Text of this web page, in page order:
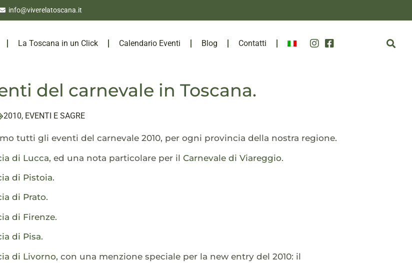
info@viverelatoscana.it
La Toscana in un Click Calendario Eventi Blog Contatti
del carnevale in Toscana.
2010, EVENTI E SAGRE
tutti gli eventi del carnevale 2010, per ogni provincia della nostra regione.
di Lucca, ed una nota particolare per il Carnevale di Viareggio.
di Pistoia.
di Prato.
di Firenze.
di Pisa.
di Livorno, con una menzione speciale per la new entry del 2010: il